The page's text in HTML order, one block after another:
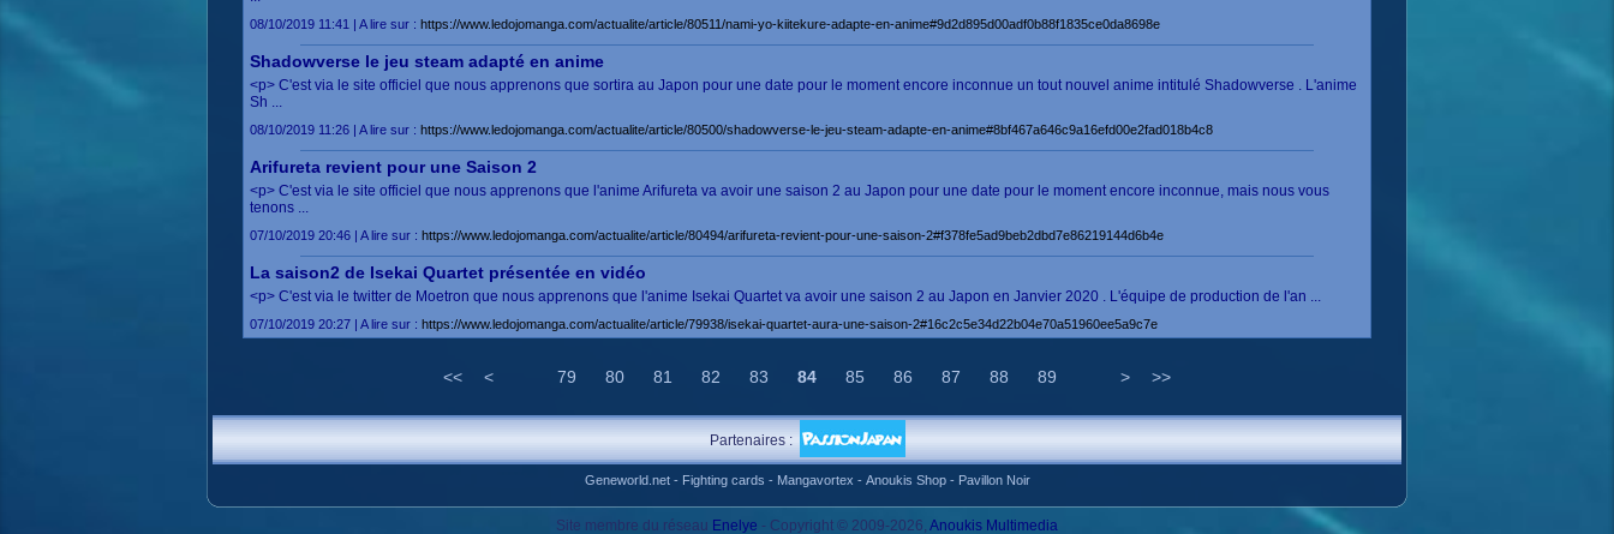
08/10/2019 11:41 | A lire sur : https://www.ledojomanga.com/actualite/article/80511/nami-yo-kiitekure-adapte-en-anime#9d2d895d00adf0b88f1835ce0da8698e
Shadowverse le jeu steam adapté en anime
<p> C'est via le site officiel que nous apprenons que sortira au Japon pour une date pour le moment encore inconnue un tout nouvel anime intitulé Shadowverse . L'anime
Sh ...
08/10/2019 11:26 | A lire sur : https://www.ledojomanga.com/actualite/article/80500/shadowverse-le-jeu-steam-adapte-en-anime#8bf467a646c9a16efd00e2fad018b4c8
Arifureta revient pour une Saison 2
<p> C'est via le site officiel que nous apprenons que l'anime Arifureta va avoir une saison 2 au Japon pour une date pour le moment encore inconnue, mais nous vous
tenons ...
07/10/2019 20:46 | A lire sur : https://www.ledojomanga.com/actualite/article/80494/arifureta-revient-pour-une-saison-2#f378fe5ad9beb2dbd7e86219144d6b4e
La saison2 de Isekai Quartet présentée en vidéo
<p> C'est via le twitter de Moetron que nous apprenons que l'anime Isekai Quartet va avoir une saison 2 au Japon en Janvier 2020 . L'équipe de production de l'an ...
07/10/2019 20:27 | A lire sur : https://www.ledojomanga.com/actualite/article/79938/isekai-quartet-aura-une-saison-2#16c2c5e34d22b04e70a51960ee5a9c7e
<< < 79 80 81 82 83 84 85 86 87 88 89 > >>
Partenaires :
Geneworld.net- Fighting cards - Mangavortex - Anoukis Shop- Pavillon Noir
Site membre du réseau Enelye - Copyright © 2009-2026, Anoukis Multimedia